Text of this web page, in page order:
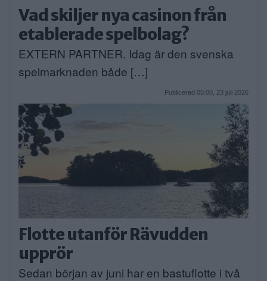
Vad skiljer nya casinon från
etablerade spelbolag?
EXTERN PARTNER. Idag är den svenska
spelmarknaden både […]
Publicerad 05:00, 23 juli 2026
Flotte utanför Rävudden
upprör
Sedan början av juni har en bastuflotte i två